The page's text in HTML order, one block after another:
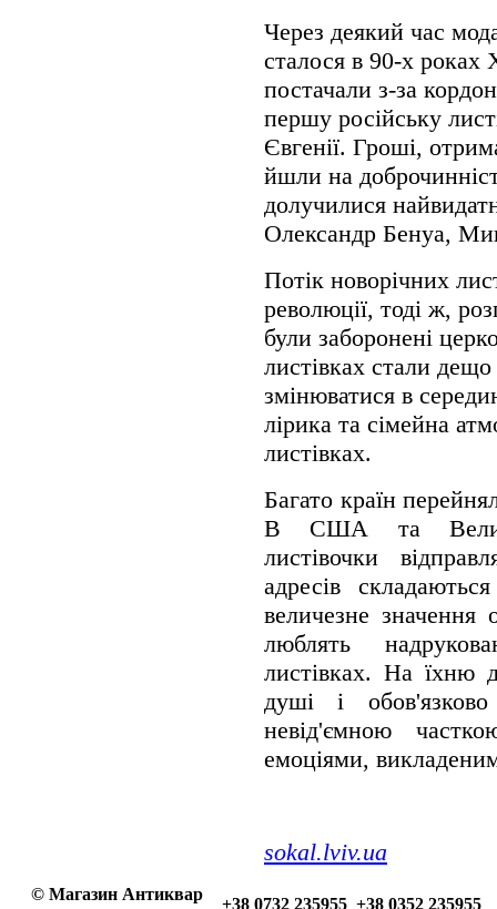
Через деякий час
сталося в 90-х роках
постачали з-за
першу російську
Євгенії. Гроші,
йшли на
долучилися
Олександр Бенуа,
Потік новорічних
революції, тоді ж,
були заборонені
листівках стали
змінюватися в
лірика та сімейна
листівках.
Багато країн
В США та
листівочки
адресів
величезне значення
люблять
листівках. На їхню
душі і
невід'ємною
емоціями,
sokal.lviv.ua
© Магазин Антиквар
+38 0732 235955 +38 0352 235955